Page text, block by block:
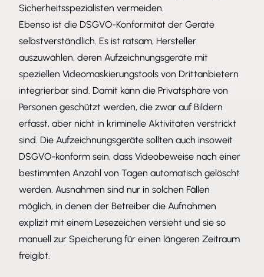
Sicherheitsspezialisten vermeiden.
Ebenso ist die DSGVO-Konformität der Geräte
selbstverständlich. Es ist ratsam, Hersteller
auszuwählen, deren Aufzeichnungsgeräte mit
speziellen Videomaskierungstools von Drittanbietern
integrierbar sind. Damit kann die Privatsphäre von
Personen geschützt werden, die zwar auf Bildern
erfasst, aber nicht in kriminelle Aktivitäten verstrickt
sind. Die Aufzeichnungsgeräte sollten auch insoweit
DSGVO-konform sein, dass Videobeweise nach einer
bestimmten Anzahl von Tagen automatisch gelöscht
werden. Ausnahmen sind nur in solchen Fällen
möglich, in denen der Betreiber die Aufnahmen
explizit mit einem Lesezeichen versieht und sie so
manuell zur Speicherung für einen längeren Zeitraum
freigibt.